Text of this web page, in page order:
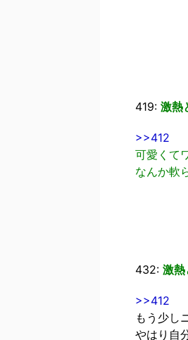
419: 激熱
>>412
可愛くて
なんか軟
432: 激熱
>>412
もう少し
やはり自